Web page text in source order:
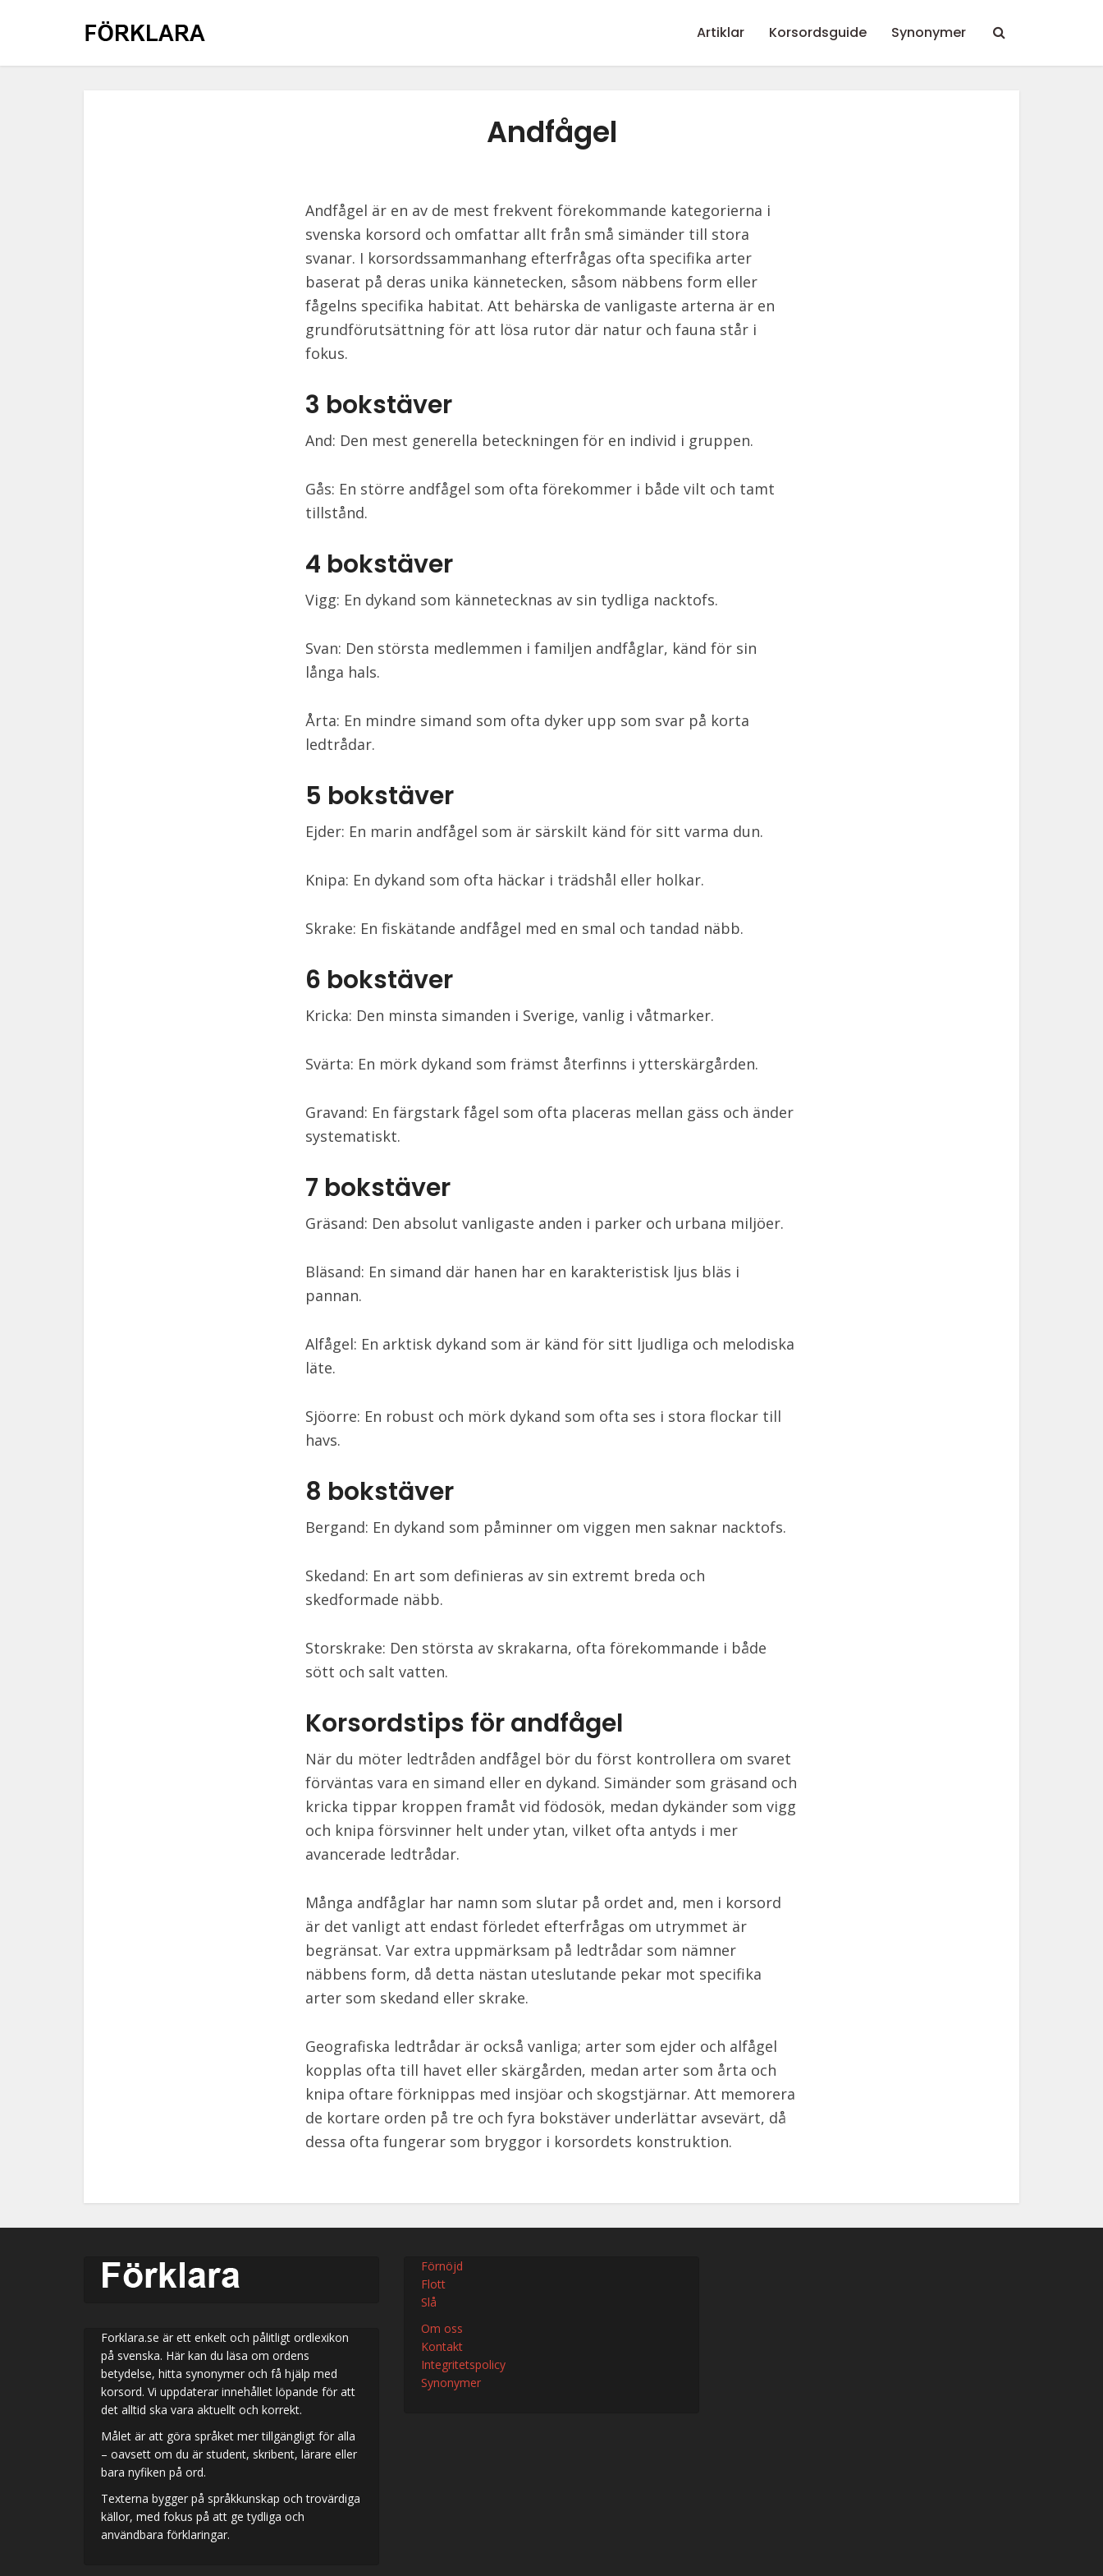
Artiklar Korsordsguide Synonymer
Andfågel
Andfågel är en av de mest frekvent förekommande kategorierna i
svenska korsord och omfattar allt från små simänder till stora
svanar. I korsordssammanhang efterfrågas ofta specifika arter
baserat på deras unika kännetecken, såsom näbbens form eller
fågelns specifika habitat. Att behärska de vanligaste arterna är en
grundförutsättning för att lösa rutor där natur och fauna står i
fokus.
3 bokstäver
And: Den mest generella beteckningen för en individ i gruppen.
Gås: En större andfågel som ofta förekommer i både vilt och tamt
tillstånd.
4 bokstäver
Vigg: En dykand som kännetecknas av sin tydliga nacktofs.
Svan: Den största medlemmen i familjen andfåglar, känd för sin
långa hals.
Årta: En mindre simand som ofta dyker upp som svar på korta
ledtrådar.
5 bokstäver
Ejder: En marin andfågel som är särskilt känd för sitt varma dun.
Knipa: En dykand som ofta häckar i trädshål eller holkar.
Skrake: En fiskätande andfågel med en smal och tandad näbb.
6 bokstäver
Kricka: Den minsta simanden i Sverige, vanlig i våtmarker.
Svärta: En mörk dykand som främst återfinns i ytterskärgården.
Gravand: En färgstark fågel som ofta placeras mellan gäss och änder
systematiskt.
7 bokstäver
Gräsand: Den absolut vanligaste anden i parker och urbana miljöer.
Bläsand: En simand där hanen har en karakteristisk ljus bläs i
pannan.
Alfågel: En arktisk dykand som är känd för sitt ljudliga och melodiska
läte.
Sjöorre: En robust och mörk dykand som ofta ses i stora flockar till
havs.
8 bokstäver
Bergand: En dykand som påminner om viggen men saknar nacktofs.
Skedand: En art som definieras av sin extremt breda och
skedformade näbb.
Storskrake: Den största av skrakarna, ofta förekommande i både
sött och salt vatten.
Korsordstips för andfågel
När du möter ledtråden andfågel bör du först kontrollera om svaret
förväntas vara en simand eller en dykand. Simänder som gräsand och
kricka tippar kroppen framåt vid födosök, medan dykänder som vigg
och knipa försvinner helt under ytan, vilket ofta antyds i mer
avancerade ledtrådar.
Många andfåglar har namn som slutar på ordet and, men i korsord
är det vanligt att endast förledet efterfrågas om utrymmet är
begränsat. Var extra uppmärksam på ledtrådar som nämner
näbbens form, då detta nästan uteslutande pekar mot specifika
arter som skedand eller skrake.
Geografiska ledtrådar är också vanliga; arter som ejder och alfågel
kopplas ofta till havet eller skärgården, medan arter som årta och
knipa oftare förknippas med insjöar och skogstjärnar. Att memorera
de kortare orden på tre och fyra bokstäver underlättar avsevärt, då
dessa ofta fungerar som bryggor i korsordets konstruktion.
Forklara.se är ett enkelt och pålitligt ordlexikon
på svenska. Här kan du läsa om ordens
betydelse, hitta synonymer och få hjälp med
korsord. Vi uppdaterar innehållet löpande för att
det alltid ska vara aktuellt och korrekt.
Målet är att göra språket mer tillgängligt för alla
– oavsett om du är student, skribent, lärare eller
bara nyfiken på ord.
Texterna bygger på språkkunskap och trovärdiga
källor, med fokus på att ge tydliga och
användbara förklaringar.
Förnöjd
Flott
Slå
Om oss
Kontakt
Integritetspolicy
Synonymer